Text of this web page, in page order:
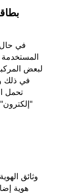
في حال
لبعض
في ذلك
تحمل
وثائق
هوية